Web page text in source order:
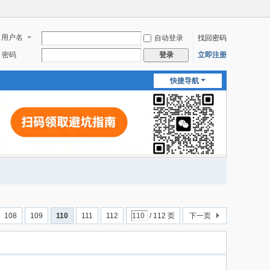
用户名 自动登录
找回密码
密码
登录 立即注册
快捷导航
108 109 110 111 112 / 112 页 下一页